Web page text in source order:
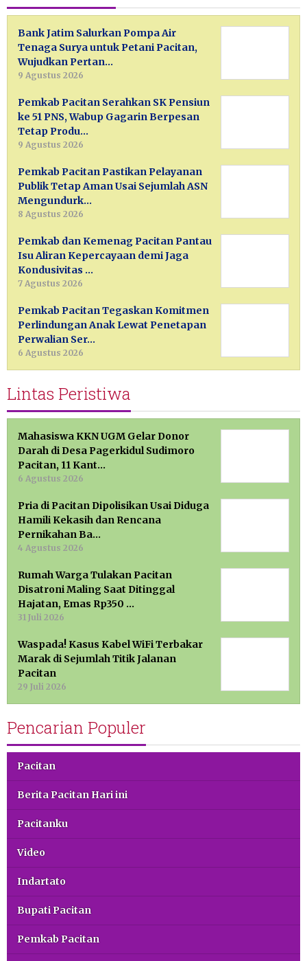
Bank Jatim Salurkan Pompa Air
Tenaga Surya untuk Petani Pacitan,
Wujudkan Pertan…
9 Agustus 2026
Pemkab Pacitan Serahkan SK Pensiun
ke 51 PNS, Wabup Gagarin Berpesan
Tetap Produ…
9 Agustus 2026
Pemkab Pacitan Pastikan Pelayanan
Publik Tetap Aman Usai Sejumlah ASN
Mengundurk…
8 Agustus 2026
Pemkab dan Kemenag Pacitan Pantau
Isu Aliran Kepercayaan demi Jaga
Kondusivitas …
7 Agustus 2026
Pemkab Pacitan Tegaskan Komitmen
Perlindungan Anak Lewat Penetapan
Perwalian Ser…
6 Agustus 2026
Lintas Peristiwa
Mahasiswa KKN UGM Gelar Donor
Darah di Desa Pagerkidul Sudimoro
Pacitan, 11 Kant…
6 Agustus 2026
Pria di Pacitan Dipolisikan Usai Diduga
Hamili Kekasih dan Rencana
Pernikahan Ba…
4 Agustus 2026
Rumah Warga Tulakan Pacitan
Disatroni Maling Saat Ditinggal
Hajatan, Emas Rp350 …
31 Juli 2026
Waspada! Kasus Kabel WiFi Terbakar
Marak di Sejumlah Titik Jalanan
Pacitan
29 Juli 2026
Pencarian Populer
Pacitan
Berita Pacitan Hari ini
Pacitanku
Video
Indartato
Bupati Pacitan
Pemkab Pacitan